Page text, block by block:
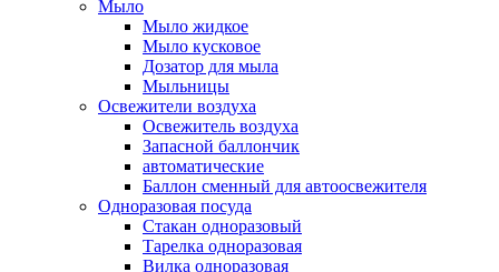
Мыло
Мыло жидкое
Мыло кусковое
Дозатор для мыла
Мыльницы
Освежители воздуха
Освежитель воздуха
Запасной баллончик
автоматические
Баллон сменный для автоосвежителя
Одноразовая посуда
Стакан одноразовый
Тарелка одноразовая
Вилка одноразовая